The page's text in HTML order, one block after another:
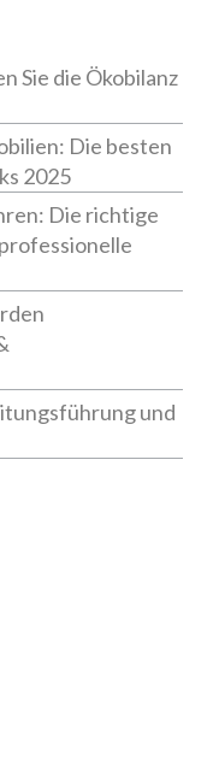
Sie die Ökobilanz
Die besten
2025
Die richtige
und